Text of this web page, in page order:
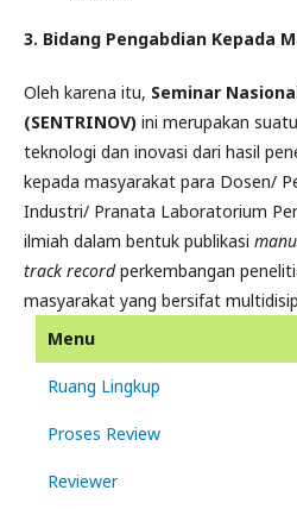
3. Bidang Pengabdian Kepada
Oleh karena itu, Seminar
(SENTRINOV) ini merupakan
teknologi dan inovasi dari hasil
kepada masyarakat para Dosen/
Industri/ Pranata Laboratorium
ilmiah dalam bentuk publikasi
track recordperkembangan
masyarakat yang bersifat
Menu
Ruang Lingkup
Proses Review
Reviewer